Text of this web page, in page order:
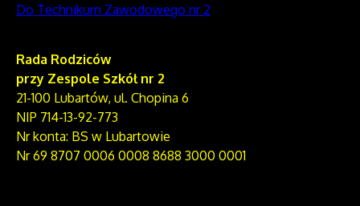
Do Technikum Zawodowego nr 2
Rada Rodziców
przy Zespole Szkół nr 2
21-100 Lubartów, ul. Chopina 6
NIP 714-13-92-773
Nr konta: BS w Lubartowie
Nr 69 8707 0006 0008 8688 3000 0001